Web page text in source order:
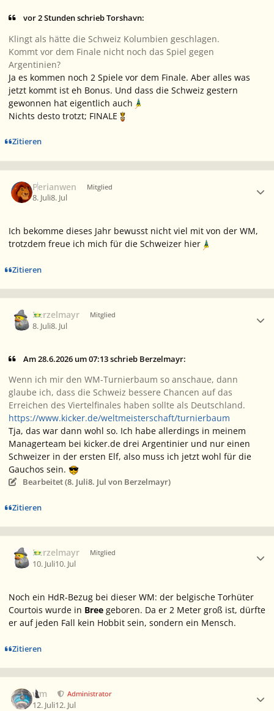
vor 2 Stunden schrieb Torshavn:
Klingt als hätte die Schweiz Kolumbien geschlagen.
Kommt vor dem Finale nicht noch das Spiel gegen
Argentinien?
Ja es kommen noch 2 Spiele vor dem Finale. Aber alles was
jetzt kommt ist eh Bonus. Und dass die Schweiz gestern
gewonnen hat eigentlich auch
Nichts desto trotzt; FINALE
Zitieren
Perianwen Mitglied
8. Juli8. Jul
Ich bekomme dieses Jahr bewusst nicht viel mit von der WM,
trotzdem freue ich mich für die Schweizer hier
Zitieren
Berzelmayr Mitglied
8. Juli8. Jul
Am 28.6.2026 um 07:13 schrieb Berzelmayr:
Wenn ich mir den WM-Turnierbaum so anschaue, dann
glaube ich, dass die Schweiz bessere Chancen auf das
Erreichen des Viertelfinales haben sollte als Deutschland.
https://www.kicker.de/weltmeisterschaft/turnierbaum
Tja, das war dann wohl so. Ich habe allerdings in meinem
Managerteam bei kicker.de drei Argentinier und nur einen
Schweizer in der ersten Elf, also muss ich jetzt wohl für die
Gauchos sein.
Bearbeitet (8. Juli8. Jul von Berzelmayr)
Zitieren
Berzelmayr Mitglied
10. Juli10. Jul
Noch ein HdR-Bezug bei dieser WM: der belgische Torhüter
Courtois wurde in Bree geboren. Da er 2 Meter groß ist, dürfte
er auf jeden Fall kein Hobbit sein, sondern ein Mensch.
Zitieren
wm Administrator
12. Juli12. Jul